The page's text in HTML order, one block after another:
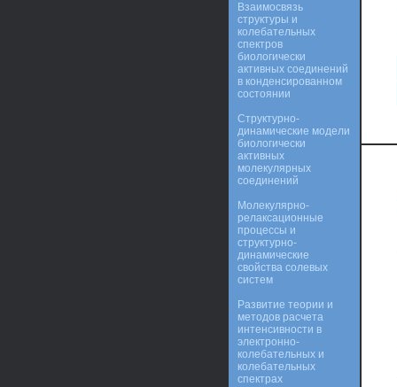
Взаимосвязь
структуры и
колебательных
спектров
биологически
активных соединений
в конденсированном
состоянии
Структурно-
динамические модели
биологически
активных
молекулярных
соединений
Молекулярно-
релаксационные
процессы и
структурно-
динамические
свойства солевых
систем
Развитие теории и
методов расчета
интенсивности в
электронно-
колебательных и
колебательных
спектрах